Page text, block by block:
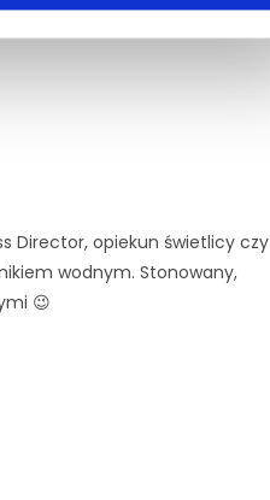
Director, opiekun świetlicy czy
wodnym. Stonowany,
😉